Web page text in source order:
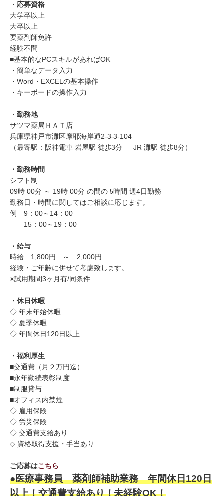
・ 応募資格
大学卒以上
大卒以上
要薬剤師免許
経験不問
■基本的なPCスキルがあればOK
・簡単なデータ入力
・Word・EXCELの基本操作
・キーボードの操作入力
・ 勤務地
サツマ薬局ＨＡＴ店
兵庫県神戸市灘区摩耶海岸通2-3-3-104
（最寄駅：阪神電車 岩屋駅 徒歩3分 JR 灘駅 徒歩8分）
・勤務時間
シフト制
09時 00分 ～ 19時 00分 の間の 5時間 週4日勤務
勤務日・時間に関してはご相談に応じます。
例 9：00～14：00
15：00～19：00
・給与
時給 1,800円 ～ 2,000円
経験・ご年齢に併せて考慮致します。
※試用期間3ヶ月有/同条件
・休日休暇
◇ 年末年始休暇
◇ 夏季休暇
◇ 年間休日120日以上
・福利厚生
■交通費（月２万円迄）
■永年勤続表彰制度
■制服貸与
■オフィス内禁煙
◇ 雇用保険
◇ 労災保険
◇ 交通費支給あり
◇ 資格取得支援・手当あり
ご応募はこちら
●医療事務員 薬剤師補助業務 年間休日120日
以上！交通費支給あり！未経験OK！